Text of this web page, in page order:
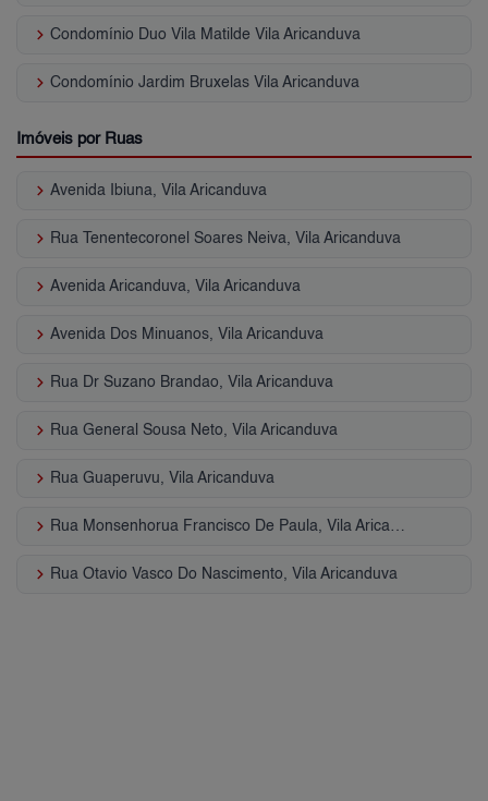
keyboard_arrow_right Condomínio Duo Vila Matilde Vila Aricanduva
keyboard_arrow_right Condomínio Jardim Bruxelas Vila Aricanduva
Imóveis por Ruas
keyboard_arrow_right Avenida Ibiuna, Vila Aricanduva
keyboard_arrow_right Rua Tenentecoronel Soares Neiva, Vila Aricanduva
keyboard_arrow_right Avenida Aricanduva, Vila Aricanduva
keyboard_arrow_right Avenida Dos Minuanos, Vila Aricanduva
keyboard_arrow_right Rua Dr Suzano Brandao, Vila Aricanduva
keyboard_arrow_right Rua General Sousa Neto, Vila Aricanduva
keyboard_arrow_right Rua Guaperuvu, Vila Aricanduva
keyboard_arrow_right
keyboard_arrow_right Rua Otavio Vasco Do Nascimento, Vila Aricanduva